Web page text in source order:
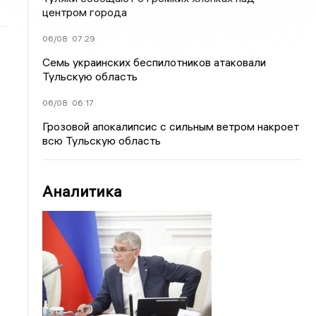
центром города
06/08 07:29
Семь украинских беспилотников атаковали
Тульскую область
06/08 06:17
Грозовой апокалипсис с сильным ветром накроет
всю Тульскую область
Аналитика